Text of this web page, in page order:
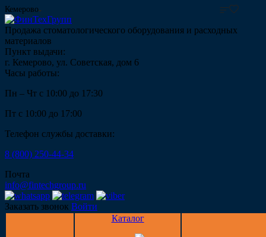
Кемерово
Продажа стоматологического оборудования и расходных
материалов
Пункт выдачи:
г. Кемерово, ул. Советская, дом 6
Часы работы:
Пн – Чт с 10:00 до 17:30
Пт с 10:00 до 17:00
Телефон службы доставки:
8 (800) 250-44-34
Почта
info@fintechgroup.ru
Заказать звонок Войти
Каталог